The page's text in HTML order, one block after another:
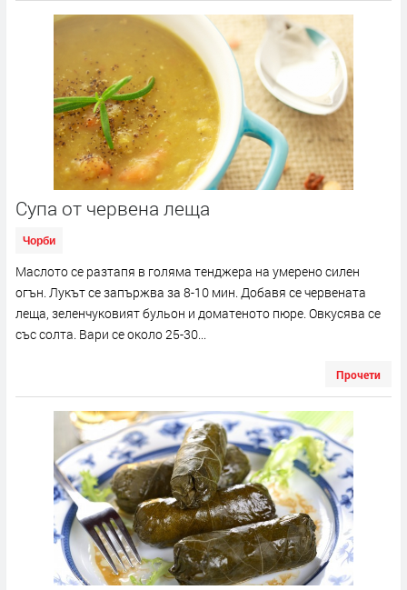
Супа от червена леща
Чорби
Маслото се разтапя в голяма тенджера на умерено силен
огън. Лукът се запържва за 8-10 мин. Добавя се червената
леща, зеленчуковият бульон и доматеното пюре. Овкусява се
със солта. Вари се около 25-30...
Прочети